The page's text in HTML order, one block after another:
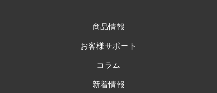
商品情報
お客様サポート
コラム
新着情報